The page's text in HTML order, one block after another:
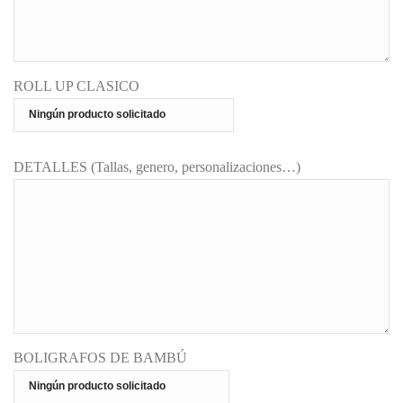
ROLL UP CLASICO
DETALLES (Tallas, genero, personalizaciones…)
BOLIGRAFOS DE BAMBÚ